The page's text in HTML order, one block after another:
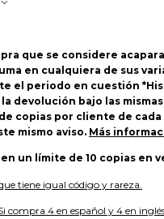
que se considere
en cualquiera de sus
el periodo en cuestión
devolución bajo las
copias por cliente de
mismo aviso. Más
un límite de 10 copias en
tiene igual código y rareza.
compra 4 en español y 4 en